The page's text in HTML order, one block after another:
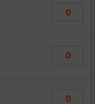
0
0
0